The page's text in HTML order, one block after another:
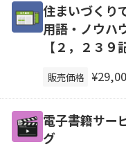
住まいづくり
用語・ノウハ
【２，２３９
販売価格
電子書籍サー
グ